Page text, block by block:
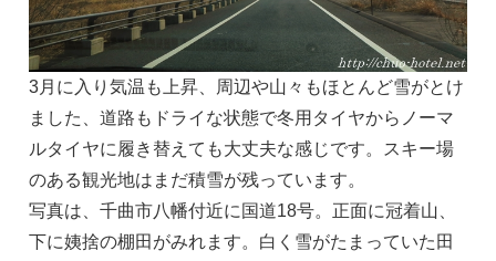
3月に入り気温も上昇、周辺や山々もほとんど雪がとけ
ました、道路もドライな状態で冬用タイヤからノーマ
ルタイヤに履き替えても大丈夫な感じです。スキー場
のある観光地はまだ積雪が残っています。
写真は、千曲市八幡付近に国道18号。正面に冠着山、
下に姨捨の棚田がみれます。白く雪がたまっていた田